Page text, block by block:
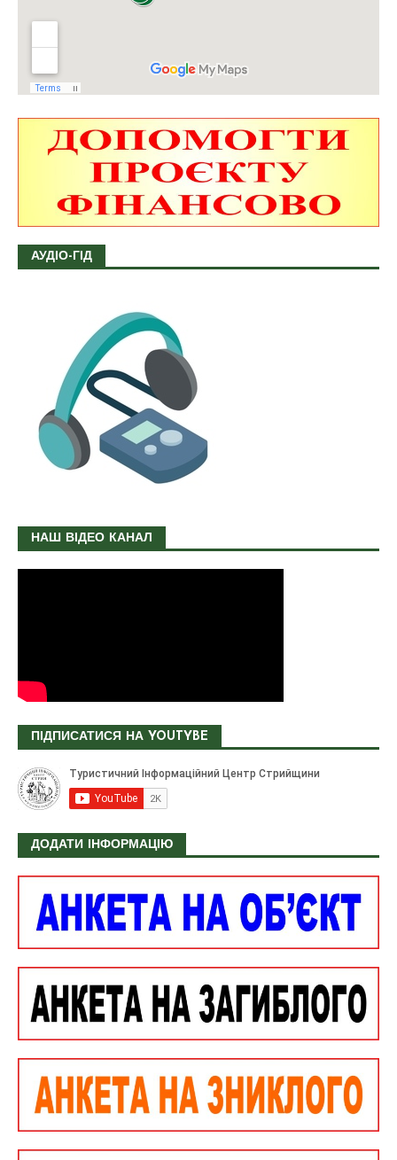
АУДІО-ГІД
НАШ ВІДЕО КАНАЛ
ПІДПИСАТИСЯ НА YOUTYBE
ДОДАТИ ІНФОРМАЦІЮ